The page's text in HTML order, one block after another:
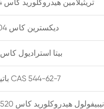
تريثيلامين هيدروكلوريد كاس 554-68-7
ديكسترين كاس 9004-53-9
بيتا استراديول كاس 50-28-2
باتيل الكحول CAS 544-62-7
نيبيفولول هيدروكلوريد كاس 152520-56-4